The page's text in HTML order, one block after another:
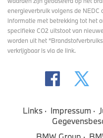
energieverbruik volgens de
informatie met betrekking tot het
specifieke CO2 uitstoot van
worden uit het
verkrijgbaaris via de link.
Links Impressum